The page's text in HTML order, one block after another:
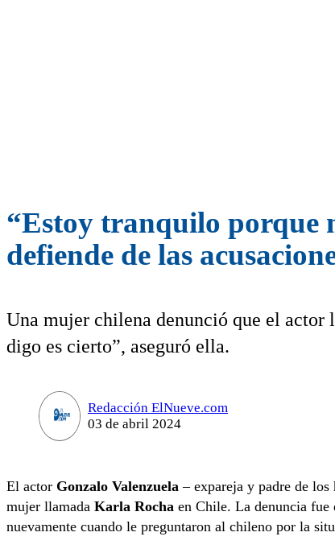
“Estoy tranquilo porque
defiende de las
Una mujer chilena denunció que el actor
digo es cierto”, aseguró ella.
Redacción ElNueve.com
03 de abril 2024
El actor Gonzalo Valenzuela – expareja y padre de los
mujer llamada Karla Rocha en Chile. La denuncia fue
nuevamente cuando le preguntaron al chileno por la